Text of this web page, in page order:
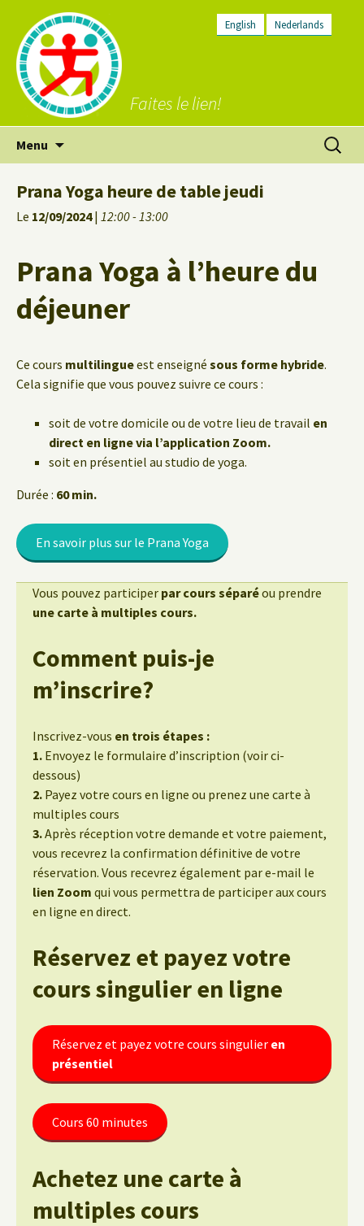
English Nederlands
Faites le lien!
Menu
Prana Yoga heure de table jeudi
Le 12/09/2024| 12:00 - 13:00
Prana Yoga à l’heure du
déjeuner
Ce cours multilingueest enseigné sous forme hybride.
Cela signifie que vous pouvez suivre ce cours :
soit de votre domicile ou de votre lieu de travail en
direct en ligne via l’application Zoom.
soit en présentiel au studio de yoga.
Durée : 60 min.
En savoir plus sur le Prana Yoga
Vous pouvez participer par cours séparéou prendre
une carte à multiples cours.
Comment puis-je
m’inscrire?
Inscrivez-vous en trois étapes :
1. Envoyez le formulaire d’inscription (voir ci-
dessous)
2. Payez votre cours en ligne ou prenez une carte à
multiples cours
3.Après réception votre demande et votre paiement,
vous recevrez la confirmation définitive de votre
réservation. Vous recevrez également par e-mail le
lien Zoom qui vous permettra de participer aux cours
en ligne en direct.
Réservez et payez votre
cours singulieren ligne
Réservez et payez votre cours singulier en
présentiel
Cours 60 minutes
Achetez une carte à
multiples cours